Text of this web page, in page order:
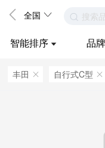
全国 搜索
智能排序 品牌
丰田 ဆ 自行式C型 ဆ